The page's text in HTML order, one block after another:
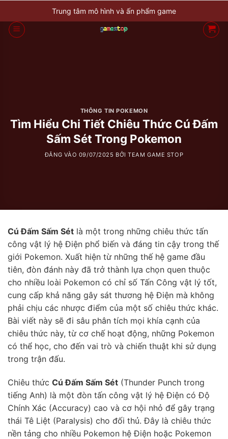
qua
nội
Trung tâm mô hình và ấn phẩm game
THÔNG TIN POKEMON
Tìm Hiểu Chi Tiết Chiêu Thức Cú Đấm
Sấm Sét Trong Pokemon
ĐĂNG VÀO 09/07/2025 BỞITEAM GAME STOP
Cú Đấm Sấm Sét là một trong những chiêu thức tấn
công vật lý hệ Điện phổ biến và đáng tin cậy trong thế
giới Pokemon. Xuất hiện từ những thế hệ game đầu
tiên, đòn đánh này đã trở thành lựa chọn quen thuộc
cho nhiều loài Pokemon có chỉ số Tấn Công vật lý tốt,
cung cấp khả năng gây sát thương hệ Điện mà không
phải chịu các nhược điểm của một số chiêu thức khác.
Bài viết này sẽ đi sâu phân tích mọi khía cạnh của
chiêu thức này, từ cơ chế hoạt động, những Pokemon
có thể học, cho đến vai trò và chiến thuật khi sử dụng
trong trận đấu.
Chiêu thức Cú Đấm Sấm Sét (Thunder Punch trong
tiếng Anh) là một đòn tấn công vật lý hệ Điện có Độ
Chính Xác (Accuracy) cao và cơ hội nhỏ để gây trạng
thái Tê Liệt (Paralysis) cho đối thủ. Đây là chiêu thức
nền tảng cho nhiều Pokemon hệ Điện hoặc Pokemon